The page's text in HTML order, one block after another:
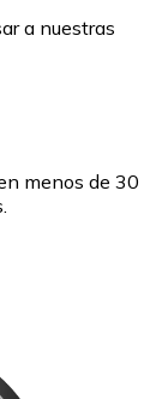
a nuestras
menos de 30